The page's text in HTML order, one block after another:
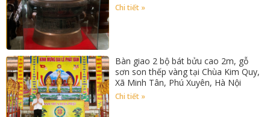
Chi tiết »
Bàn giao 2 bộ bát bửu cao 2m, gỗ
sơn son thếp vàng tại Chùa Kim Quy,
Xã Minh Tân, Phú Xuyên, Hà Nội
Chi tiết »